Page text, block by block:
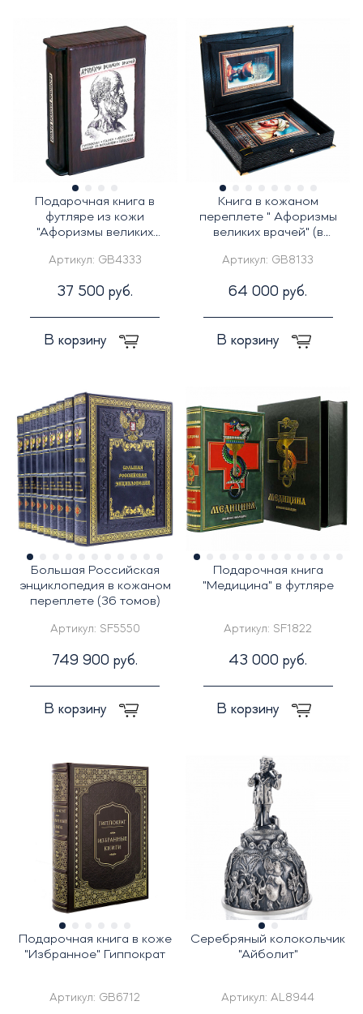
Подарочная книга в
футляре из кожи
"Афоризмы великих
Артикул: GB4333
37 500 руб.
В корзину
Книга в кожаном
переплете " Афоризмы
великих врачей" (в
Артикул: GB8133
64 000 руб.
В корзину
Большая Российская
энциклопедия в кожаном
переплете (36 томов)
Артикул: SF5550
749 900 руб.
В корзину
Подарочная книга
"Медицина" в футляре
Артикул: SF1822
43 000 руб.
В корзину
Подарочная книга в коже
"Избранное" Гиппократ
Артикул: GB6712
Серебряный колокольчик
"Айболит"
Артикул:AL8944